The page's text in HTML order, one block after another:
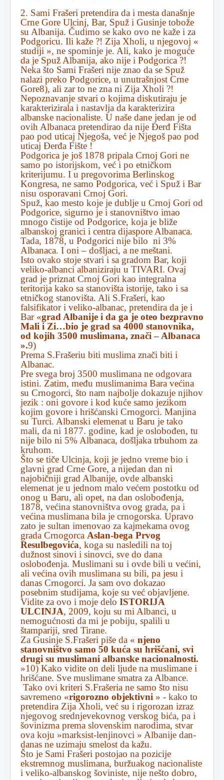
2. Sami Frašeri pretendira da i mesta današnje
Crne Gore Ulcinj, Bar, Spuž i Gusinje tobože
su Albanija. Čudimo se kako ovo ne kaže i za
Podgoricu. Ili kaže ?! Zija Xholi, u njegovoj «
studiji », ne spominje je. Ali, kako je moguće
da je Spuž Albanija, ako nije i Podgorica ?!
Neka što Sami Frašeri nije znao da se Spuž
nalazi preko Podgorice, u unutrašnjost Crne
Gore8), ali zar to ne zna ni Zija Xholi ?!
Nepoznavanje stvari o kojima diskutiraju je
karakterizirala i nastavlja da karakterizira
albanske nacionaliste. U naše dane jedan je od
ovih Albanaca pretendirao da nije Ðerđ Fišta
pao pod uticaj Njegoša, već je Njegoš pao pod
uticaj Ðerđa Fište !
Podgorica je još 1878 pripala Crnoj Gori ne
samo po istorijskom, već i po etničkom
kriterijumu. I u pregovorima Berlinskog
Kongresa, ne samo Podgorica, već i Spuž i Bar
nisu osporavani Crnoj Gori.
Spuž, kao mesto koje je dublje u Crnoj Gori od
Podgorice, sigurno je i stanovništvo imao
mnogo čistije od Podgorice, koja je bliže
albanskoj granici i centra dijaspore Albanaca.
Tada, 1878, u Podgorici nije bilo ni 3%
Albanaca. I oni – došljaci, a ne meštani.
Isto ovako stoje stvari i sa gradom Bar, koji
veliko-albanci albaniziraju u TIVARI. Ovaj
grad je priznat Crnoj Gori kao integralna
teritorija kako sa stanovišta istorije, tako i sa
etničkog stanovišta. Ali S.Frašeri, kao
falsifikator i veliko-albanac, pretendira da je i
Bar «grad Albanije i da ga je oteo bezpravno
Mali i Zi…bio je grad sa 4000 stanovnika,
od kojih 3500 muslimana, znači – Albanaca
».9)
Prema S.Frašeriu biti muslima znači biti i
Albanac.
Pre svega broj 3500 muslimana ne odgovara
istini. Zatim, među muslimanima Bara većina
su Crnogorci, što nam najbolje dokazuje njihov
jezik : oni govore i kod kuće samo jezikom
kojim govore i hrišćanski Crnogorci. Manjina
su Turci. Albanski elemenat u Baru je tako
mali, da ni 1877. godine, kad je oslobođen, tu
nije bilo ni 5% Albanaca, došljaka trbuhom za
kruhom.
Što se tiče Ulcinja, koji je jedno vreme bio i
glavni grad Crne Gore, a nijedan dan ni
najobičniji grad Albanije, ovde albanski
elemenat je u jednom malo većem postotku od
onog u Baru, ali opet, na dan oslobođenja,
1878, većina stanovništva ovog grada, pa i
većina muslimana bila je crnogorska. Upravo
zato je sultan imenovao za kajmekama ovog
grada Crnogorca Aslan-bega Prvog
Resulbegovića, koga su nasledili na toj
dužnost sinovi i sinovci, sve do dana
oslobođenja. Muslimani su i ovde bili u većini,
ali većina ovih muslimana su bili, pa jesu i
danas Crnogorci. Ja sam ovo dokazao
posebnim studijama, koje su već objavljene.
Vidite za ovo i moje delo ISTORIJA
ULCINJA, 2009, koju su mi Albanci, u
nemogućnosti da mi je pobiju, spalili u
štampariji, sred Tirane.
Za Gusinje S.Frašeri piše da « njeno
stanovništvo samo 50 kuća su hrišćani, svi
drugi su muslimani albanske nacionalnosti.
»10) Kako vidite on deli ljude na muslimane i
hrišćane. Sve muslimane smatra za Albance.
Tako ovi kriteri S.Frašeria ne samo što nisu
savremeno «rigorozno objektivni » - kako to
pretendira Zija Xholi, već su i rigorozan izraz
njegovog srednjevekovnog verskog bića, pa i
šovinizma prema slovenskim narodima, stvar
ova koju »marksist-lenjinovci » Albanije dan-
danas ne uzimaju smelost da kažu.
Što je Sami Frašeri postojao na pozicije
ekstremnog muslimana, buržuakog nacionaliste
i veliko-albanskog šoviniste, nije nešto dobro,